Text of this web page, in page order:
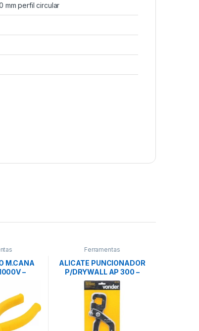
mm perfil circular
M.CANA
–
Ferramentas
ALICATE PUNCIONADOR
P/DRYWALL AP 300 –
VONDER